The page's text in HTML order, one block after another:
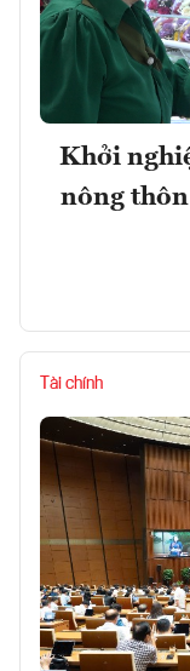
Khởi
nông
Tài chính